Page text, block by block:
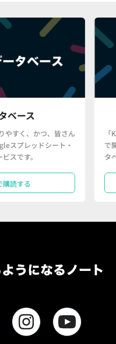
ース
主要ネット企業の決算
一元的に収録したデー
ービスです。
購読する
算